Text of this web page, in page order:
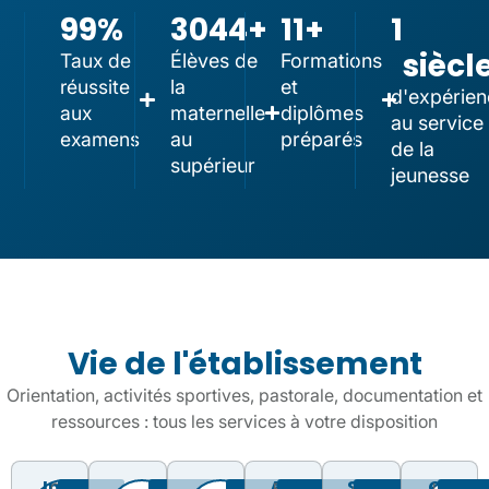
99%
Taux de
réussite
aux
examens
3044+
Élèves de
la
maternelle
au
supérieur
11+
Formations
et
diplômes
préparés
1
au service
de la
jeunesse
Vie de l'établissement
Orientation, activités sportives, pastorale, documentation et
ressources : tous les services à votre disposition